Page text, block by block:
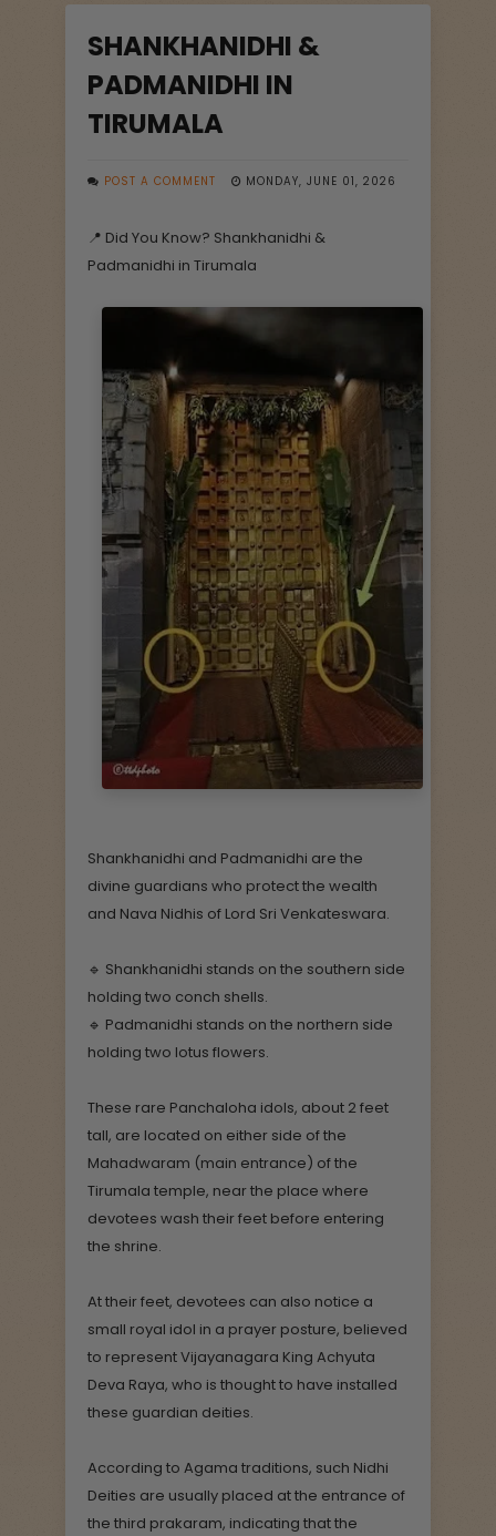
SHANKHANIDHI &
PADMANIDHI IN
TIRUMALA
POST A COMMENT MONDAY, JUNE 01, 2026
📍 Did You Know? Shankhanidhi &
Padmanidhi in Tirumala
Shankhanidhi and Padmanidhi are the
divine guardians who protect the wealth
and Nava Nidhis of Lord Sri Venkateswara.
🔹 Shankhanidhi stands on the southern side
holding two conch shells.
🔹 Padmanidhi stands on the northern side
holding two lotus flowers.
These rare Panchaloha idols, about 2 feet
tall, are located on either side of the
Mahadwaram (main entrance) of the
Tirumala temple, near the place where
devotees wash their feet before entering
the shrine.
At their feet, devotees can also notice a
small royal idol in a prayer posture, believed
to represent Vijayanagara King Achyuta
Deva Raya, who is thought to have installed
these guardian deities.
According to Agama traditions, such Nidhi
Deities are usually placed at the entrance of
the third prakaram, indicating that the